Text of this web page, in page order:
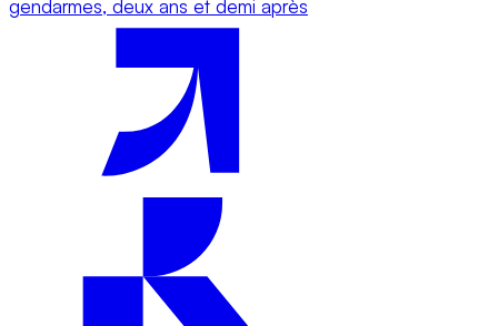
gendarmes, deux ans et demi après